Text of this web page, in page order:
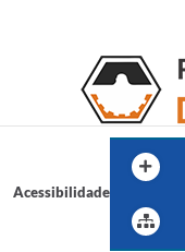
Acessibilidade